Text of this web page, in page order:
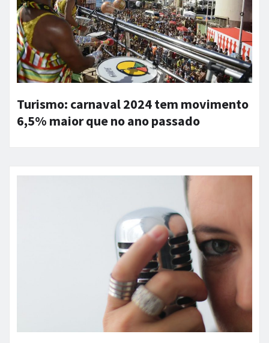
Turismo: carnaval 2024 tem movimento
6,5% maior que no ano passado